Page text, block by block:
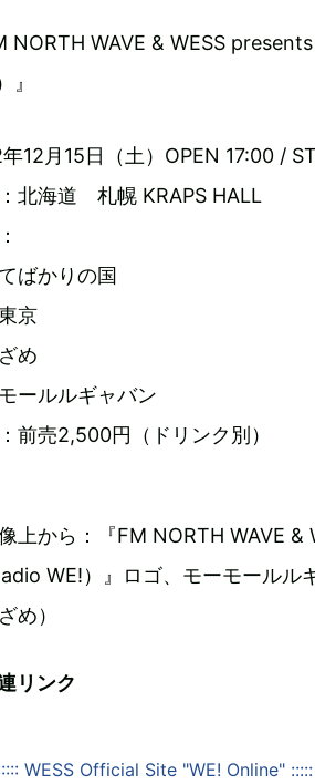
NORTH WAVE & WESS
』
12月15日（土）OPEN 17:00 /
北海道 札幌 KRAPS HALL
ばかりの国
京
め
ールルギャバン
前売2,500円（ドリンク別）
像上から：『FM NORTH WAVE
WE!）』ロゴ、モーモールル
め）
リンク
WESS Official Site "WE! Online" :::::